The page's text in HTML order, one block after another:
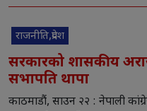
राजनीति,प्रदेश
सरकारको शासकीय
सभापति थापा
काठमाडौं, साउन २२ : नेपाली